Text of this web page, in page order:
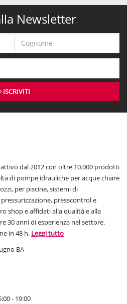
Newsletter
ISCRIVITI
dal 2012 con oltre 10.000 prodotti
di pompe idrauliche per acque chiare
per piscine, sistemi di
presscontrol e
shop e affidati alla qualità e alla
30 anni di esperienza nel settore.
in 48 h. Leggi tutto
BA
- 19:00